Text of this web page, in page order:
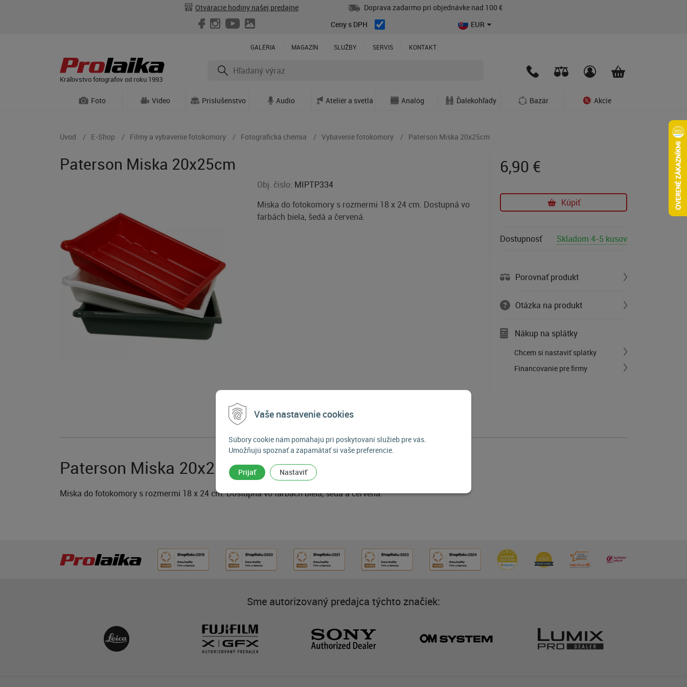
Vaše nastavenie cookies
Súbory cookie nám pomáhajú pri poskytovaní služieb pre vás.
Umožňujú spoznať a zapamätať si vaše preferencie.
Prijať Nastaviť
Otváracie hodiny našej predajne
Doprava zadarmo pri objednávke nad 100 €
Ceny s DPH
EUR
GALÉRIA MAGAZÍN SLUŽBY SERVIS KONTAKT
Kráľovstvo fotografov od roku 1993
Foto Video Príslušenstvo Audio Ateliér a svetlá Analóg Ďalekohľady Bazár Akcie
Úvod E-Shop Filmy a vybavenie fotokomory Fotografická chémia Vybavenie fotokomory Paterson Miska 20x25cm
Paterson Miska 20x25cm
Obj. čislo: MIPTP334
Miska do fotokomory s rozmermi 18 x 24 cm. Dostupná vo
farbách biela, šedá a červená.
6,90 €
Kúpiť
Dostupnosť Skladom 4-5 kusov
Porovnať produkt
Otázka na produkt
Nákup na splátky
Chcem si nastaviť splátky
Financovanie pre firmy
Paterson Miska 20x25cm
Miska do fotokomory s rozmermi 18 x 24 cm. Dostupná vo farbách biela, šedá a červená.
Sme autorizovaný predajca týchto značiek: